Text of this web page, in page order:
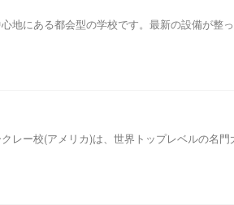
地にある都会型の学校です。最新の設備が整
レー校(アメリカ)は、世界トップレベルの名